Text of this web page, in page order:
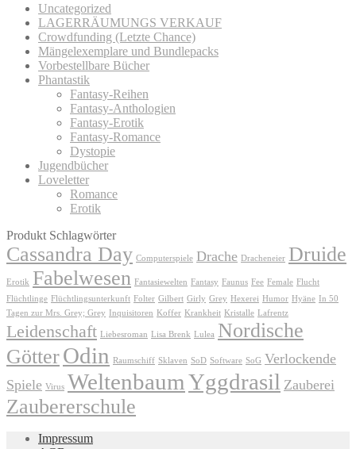
Uncategorized
LAGERRÄUMUNGS VERKAUF
Crowdfunding (Letzte Chance)
Mängelexemplare und Bundlepacks
Vorbestellbare Bücher
Phantastik
Fantasy-Reihen
Fantasy-Anthologien
Fantasy-Erotik
Fantasy-Romance
Dystopie
Jugendbücher
Loveletter
Romance
Erotik
Produkt Schlagwörter
Cassandra Day Computerspiele Drache Dracheneier Druide
Erotik Fabelwesen Fantasiewelten Fantasy Faunus Fee Female Flucht
Flüchtlinge Flüchtlingsunterkunft Folter Gilbert Girly Grey Hexerei Humor Hyäne In 50
Tagen zur Mrs. Grey; Grey
Inquisitoren Koffer Krankheit Kristalle Lafrentz
Leidenschaft Liebesroman Lisa Brenk Lulea Nordische
GötterOdin Raumschiff Sklaven SoD Software SoG Verlockende
Spiele Virus WeltenbaumYggdrasil Zauberei
Zaubererschule
Impressum